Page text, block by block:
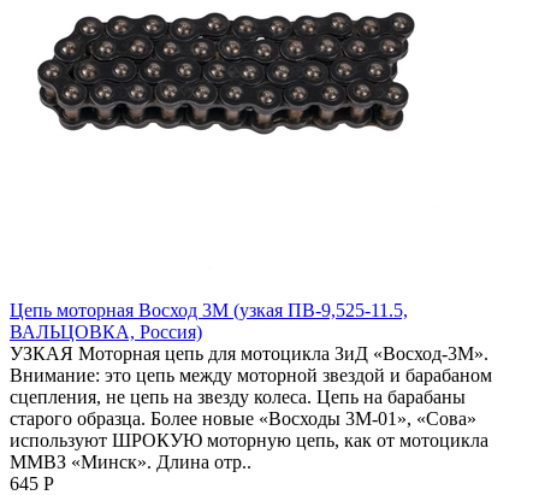
Цепь моторная Восход 3М (узкая ПВ-9,525-11.5,
ВАЛЬЦОВКА, Россия)
УЗКАЯ Моторная цепь для мотоцикла ЗиД «Восход-3М».
Внимание: это цепь между моторной звездой и барабаном
сцепления, не цепь на звезду колеса. Цепь на барабаны
старого образца. Более новые «Восходы 3М-01», «Сова»
используют ШРОКУЮ моторную цепь, как от мотоцикла
ММВЗ «Минск». Длина отр..
645 Р